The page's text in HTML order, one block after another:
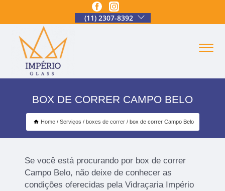
(11) 2307-8392
BOX DE CORRER CAMPO BELO
Home Serviços boxes de correr box de correr Campo Belo
Se você está procurando por box de correr
Campo Belo, não deixe de conhecer as
condições oferecidas pela Vidraçaria Império